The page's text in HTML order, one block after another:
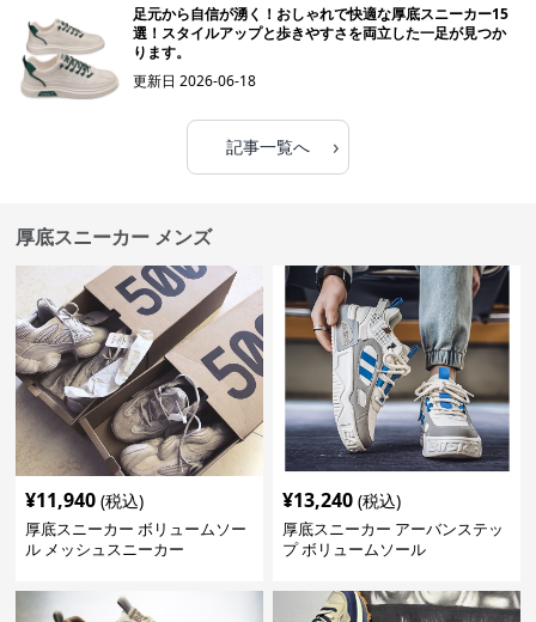
足元から自信が湧く！おしゃれで快適な厚底スニーカー15
選！スタイルアップと歩きやすさを両立した一足が見つか
ります。
更新日2026-06-18
記事一覧へ ›
厚底スニーカー メンズ
¥11,940 (税込)
厚底スニーカー ボリュームソー
ル メッシュスニーカー
¥13,240 (税込)
厚底スニーカー アーバンステッ
プ ボリュームソール